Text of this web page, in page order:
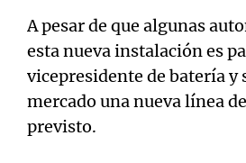
A pesar de que algunas
esta nueva instalación es
vicepresidente de batería
mercado una nueva línea
previsto.